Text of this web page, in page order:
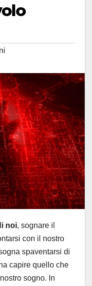
noi, sognare il
con il nostro
spaventarsi di
capire quello che
sogno. In